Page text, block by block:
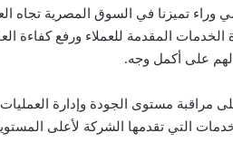
وراء تميزنا في السوق المصرية تجاه
المقدمة للعملاء ورفع كفاءة
على أكمل وجه.
9001 يقوم على مراقبة مستوى الجودة
التي تقدمها الشركة لأعلى